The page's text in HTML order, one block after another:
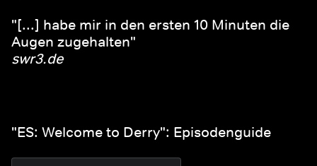
"[...] habe mir in den ersten 10 Minuten die
Augen zugehalten"
swr3.de
"ES: Welcome to Derry": Episodenguide